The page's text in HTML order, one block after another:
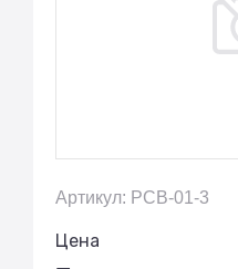
Артикул: РСВ-01-3
Цена